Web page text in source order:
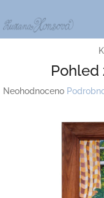
na
obsah
Pohled
Průměrné
Neohodnoceno